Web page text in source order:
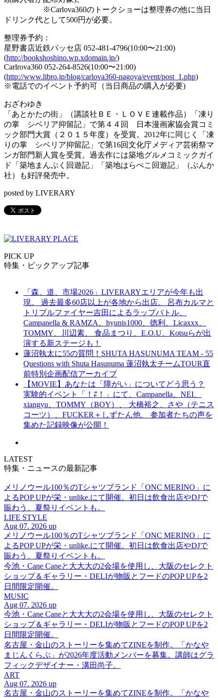
※Carlova360のトークショーは整理券の他に当日
ドリンク代として500円が必要。
整理券予約：
星野書店近鉄パッセ店 052-481-4796(10:00〜21:00)
(http://bookshoshino.wp.xdomain.jp/)
Carlrova360 052-264-8526(10:00〜21:00)
(http://www.libro.jp/blog/carlova360-nagoya/event/post_1.php)
※電話でのイベント予約可（当日商品の購入が必要)
おざわゆき
「 あとかたの街 」（講談社ＢＥ・ＬＯＶＥ連載作品）「凍り
の掌 シベリア抑留記」で第４４回 日本漫画家協会賞コミ
ック部門大賞（２０１５年度）を受賞。 2012年に同じく「凍
り の掌 シベリア抑留記」 で第16回文化庁メディア芸術祭マ
ンガ部門新人賞を受賞。 過去作には築地グルメコミックガイ
ド「築地まんぷく回遊記」「 築地はらぺこ回遊記」（ぶんか
社）も好評発売中。
posted by LIVERARY
PICK UP
特集・ピックアップ記事
「森、道、市場2026」LIVERARYエリアが今年も出
現。 過去最多60店以上が各地から出店。 呂布カルマと
トリプルファイヤー吉田によるラップバトル、
Campanella & RAMZA、hyunis1000、徳利、Licaxxx、
TOMMY、川辺素、 食品まつり、E.O.U、Kotsuらが出
演する新ステージも！
蓮沼執太に55の質問！SHUTA HASUNUMA TEAM - 55
Questions with Shuta Hasunuma 蓮沼執太チームTOUR直
前特別企画配信アーカイブ
【MOVIE】あなたは「障がい」についてどう思う？
実験的イベント「！⇄！」にて、Campanella、NEI、
xiangyu、TOMMY（BOY）、 大橋裕之、さや（テニス
コーツ）、FUCKER＋しずたん他、 参加者たちの声を
集めた記録映像が公開！
LATEST
特集・ニュースの最新記事
メリノウール100％のTシャツブランド「ONC MERINO」に
よるPOP UPが栄・unlike.にて開催。初日は飲食出店やDJで
賑わう、夏祭りイベントも。
LIFE STYLE
Aug 07. 2026 up
メリノウール100％のTシャツブランド「ONC MERINO」に
よるPOP UPが栄・unlike.にて開催。初日は飲食出店やDJで
賑わう、夏祭りイベントも。
今池・Cane Caneと大大大の2会場を使用し、大阪のセレクト
ショップ＆ギャラリー・DELIが物販とフードのPOP UPを2
日間限定開催。
MUSIC
Aug 07. 2026 up
今池・Cane Caneと大大大の2会場を使用し、大阪のセレクト
ショップ＆ギャラリー・DELIが物販とフードのPOP UPを2
日間限定開催。
名古屋・金山のストーリーを集めてZINEを制作。「かなや
まじんくらぶ」が2026年度活動メンバーを募集。講師はグラ
フィックデザイナー・溝田尚子。
ART
Aug 07. 2026 up
名古屋・金山のストーリーを集めてZINEを制作。「かなや